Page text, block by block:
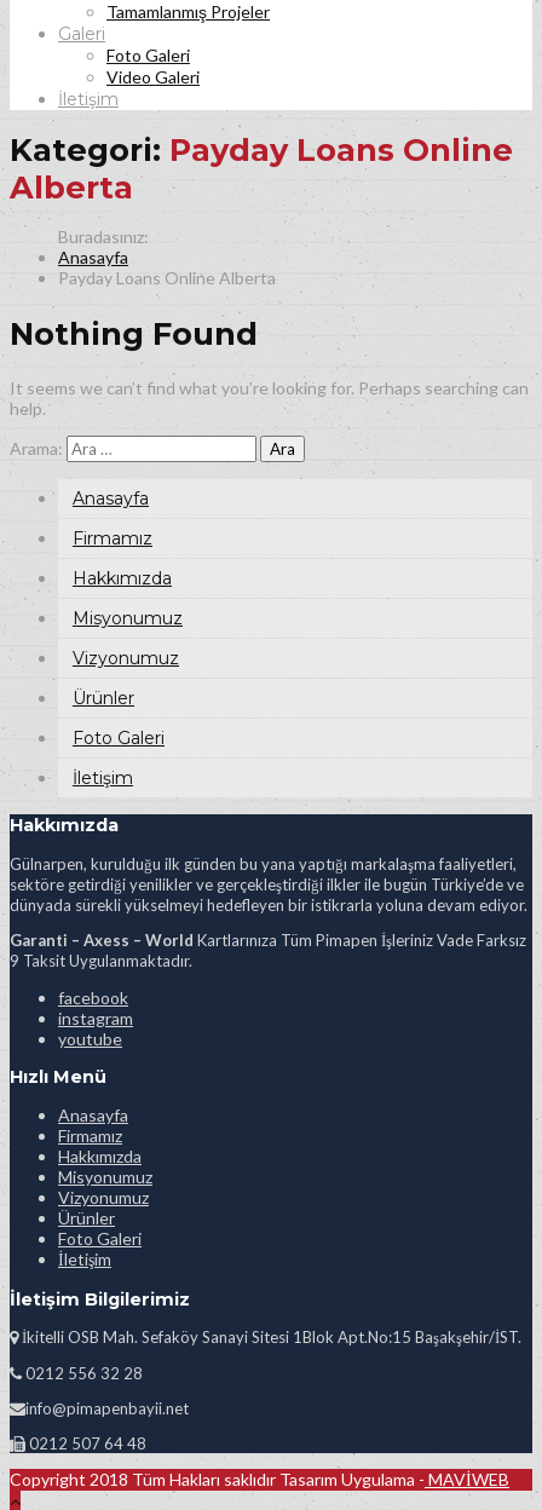
Tamamlanmış Projeler
Galeri
Foto Galeri
Video Galeri
İletişim
Kategori: Payday Loans Online
Alberta
Anasayfa
Payday Loans Online Alberta
Nothing Found
It seems we can’t find what you’re looking for. Perhaps searching can
help.
Arama:
Anasayfa
Firmamız
Hakkımızda
Misyonumuz
Vizyonumuz
Ürünler
Foto Galeri
İletişim
Hakkımızda
Gülnarpen, kurulduğu ilk günden bu yana yaptığı markalaşma faaliyetleri,
sektöre getirdiği yenilikler ve gerçekleştirdiği ilkler ile bugün Türkiye’de ve
dünyada sürekli yükselmeyi hedefleyen bir istikrarla yoluna devam ediyor.
Garanti – Axess – World Kartlarınıza Tüm Pimapen İşleriniz Vade Farksız
9 Taksit Uygulanmaktadır.
facebook
instagram
youtube
Hızlı Menü
Anasayfa
Firmamız
Hakkımızda
Misyonumuz
Vizyonumuz
Ürünler
Foto Galeri
İletişim
İletişim Bilgilerimiz
İkitelli OSB Mah. Sefaköy Sanayi Sitesi 1Blok Apt.No:15 Başakşehir/İST.
0212 556 32 28
info@pimapenbayii.net
0212 507 64 48
Copyright 2018 Tüm Hakları saklıdır Tasarım Uygulama - MAVİWEB